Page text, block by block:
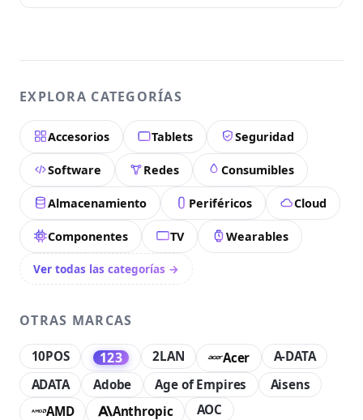
EXPLORA CATEGORÍAS
Accesorios Tablets Seguridad
Software Redes Consumibles
Almacenamiento Periféricos Cloud
Componentes TV Wearables
Ver todas las categorías →
OTRAS MARCAS
10POS 123 2LAN Acer
A-DATA
ADATA
Adobe Age of Empires
Aisens
AMD
Anthropic AOC